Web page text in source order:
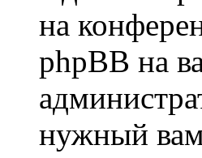
на
phpBB на
нужный вам